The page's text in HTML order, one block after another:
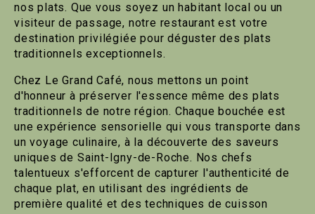
nos plats. Que vous soyez un habitant local ou un
visiteur de passage, notre restaurant est votre
destination privilégiée pour déguster des plats
traditionnels exceptionnels.
Chez Le Grand Café, nous mettons un point
d'honneur à préserver l'essence même des plats
traditionnels de notre région. Chaque bouchée est
une expérience sensorielle qui vous transporte dans
un voyage culinaire, à la découverte des saveurs
uniques de Saint-Igny-de-Roche. Nos chefs
talentueux s'efforcent de capturer l'authenticité de
chaque plat, en utilisant des ingrédients de
première qualité et des techniques de cuisson